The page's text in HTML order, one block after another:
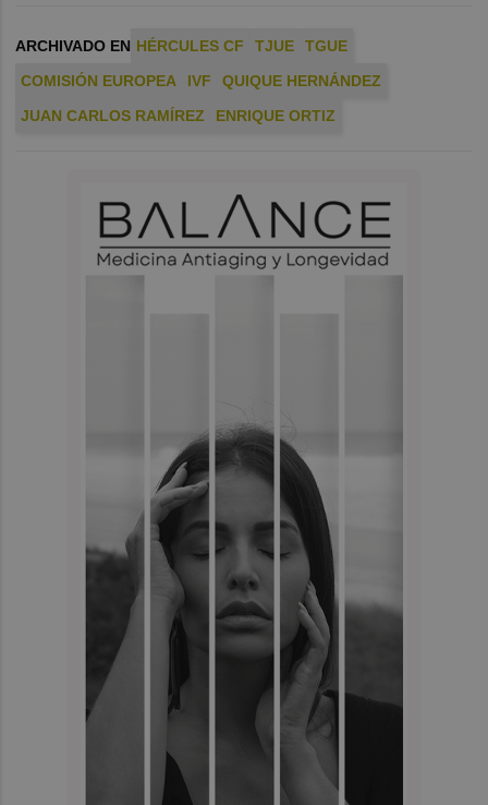
ARCHIVADO EN HÉRCULES CF TJUE
TGUE
COMISIÓN EUROPEA
IVF
QUIQUE HERNÁNDEZ
JUAN CARLOS RAMÍREZ
ENRIQUE ORTIZ